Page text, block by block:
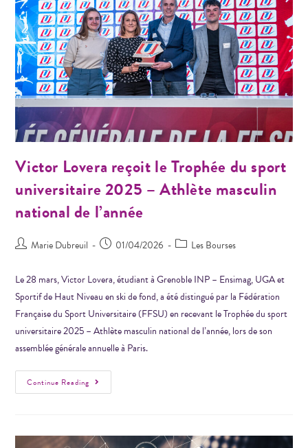
Victor Lovera reçoit le Trophée du sport
universitaire 2025 – Athlète masculin
national de l’année
Marie Dubreuil 01/04/2026 Les Bourses
Le 28 mars, Victor Lovera, étudiant à Grenoble INP – Ensimag, UGA et
Sportif de Haut Niveau en ski de fond, a été distingué par la Fédération
Française du Sport Universitaire (FFSU) en recevant le Trophée du sport
universitaire 2025 – Athlète masculin national de l’année, lors de son
assemblée générale annuelle à Paris.
Continue Reading